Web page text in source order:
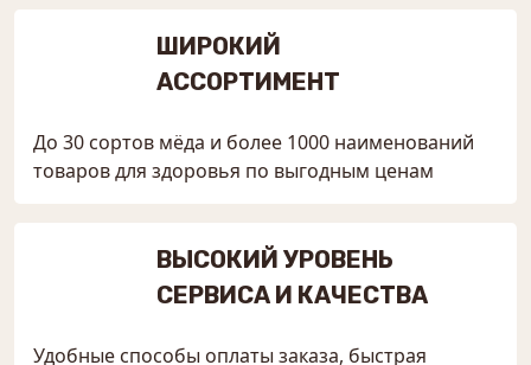
ШИРОКИЙ
АССОРТИМЕНТ
До 30 сортов мёда и более 1000 наименований
товаров для здоровья по выгодным ценам
ВЫСОКИЙ УРОВЕНЬ
СЕРВИСА И КАЧЕСТВА
Удобные способы оплаты заказа, быстрая